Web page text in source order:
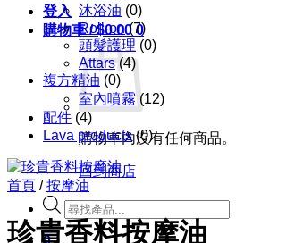
登入
購物車 /$0.00 0
購物車內沒有任何商品。
回到商店
Products
search
沐浴油 (0)
Roll-on (7)
頭髮護理 (0)
Attars (4)
複方精油 (0)
室內噴霧 (12)
配件 (4)
Lava products (0)
首頁 / 按摩油
珍貴香料按摩油